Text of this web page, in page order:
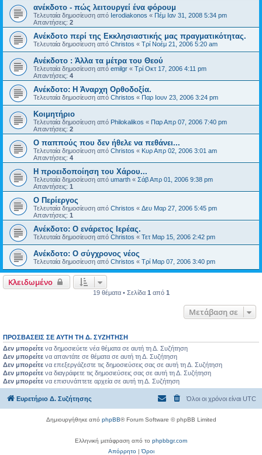
ανέκδοτο - πώς λειτουργεί ένα φόρουμ
Τελευταία δημοσίευση από Ierodiakonos « Πέμ Ιαν 31, 2008 5:34 pm
Απαντήσεις: 2
Ανέκδοτο περί της Εκκλησιαστικής μας πραγματικότητας.
Τελευταία δημοσίευση από Christos « Τρί Νοέμ 21, 2006 5:20 am
Ανέκδοτο : Άλλα τα μέτρα του Θεού
Τελευταία δημοσίευση από emilgr « Τρί Οκτ 17, 2006 4:11 pm
Απαντήσεις: 4
Ανέκδοτο: Η Άναρχη Ορθοδοξία.
Τελευταία δημοσίευση από Christos « Παρ Ιουν 23, 2006 3:24 pm
Κοιμητήριο
Τελευταία δημοσίευση από Philokalikos « Παρ Απρ 07, 2006 7:40 pm
Απαντήσεις: 2
Ο παππούς που δεν ήθελε να πεθάνει...
Τελευταία δημοσίευση από Christos « Κυρ Απρ 02, 2006 3:01 am
Απαντήσεις: 4
Η προειδοποίηση του Χάρου...
Τελευταία δημοσίευση από umarth « Σάβ Απρ 01, 2006 9:38 pm
Απαντήσεις: 1
Ο Περίεργος
Τελευταία δημοσίευση από Christos « Δευ Μαρ 27, 2006 5:45 pm
Απαντήσεις: 1
Ανέκδοτο: Ο ενάρετος Ιερέας.
Τελευταία δημοσίευση από Christos « Τετ Μαρ 15, 2006 2:42 pm
Ανέκδοτο: Ο σύγχρονος νέος
Τελευταία δημοσίευση από Christos « Τρί Μαρ 07, 2006 3:40 pm
Κλειδωμένο
19 θέματα • Σελίδα 1 από 1
Μετάβαση σε
ΠΡΟΣΒΆΣΕΙΣ ΣΕ ΑΥΤΉ ΤΗ Δ. ΣΥΖΉΤΗΣΗ
Δεν μπορείτε να δημοσιεύετε νέα θέματα σε αυτή τη Δ. Συζήτηση
Δεν μπορείτε να απαντάτε σε θέματα σε αυτή τη Δ. Συζήτηση
Δεν μπορείτε να επεξεργάζεστε τις δημοσιεύσεις σας σε αυτή τη Δ. Συζήτηση
Δεν μπορείτε να διαγράφετε τις δημοσιεύσεις σας σε αυτή τη Δ. Συζήτηση
Δεν μπορείτε να επισυνάπτετε αρχεία σε αυτή τη Δ. Συζήτηση
Ευρετήριο Δ. Συζήτησης Όλοι οι χρόνοι είναι UTC
Δημιουργήθηκε από phpBB® Forum Software © phpBB Limited
Ελληνική μετάφραση από το phpbbgr.com
Απόρρητο|Όροι